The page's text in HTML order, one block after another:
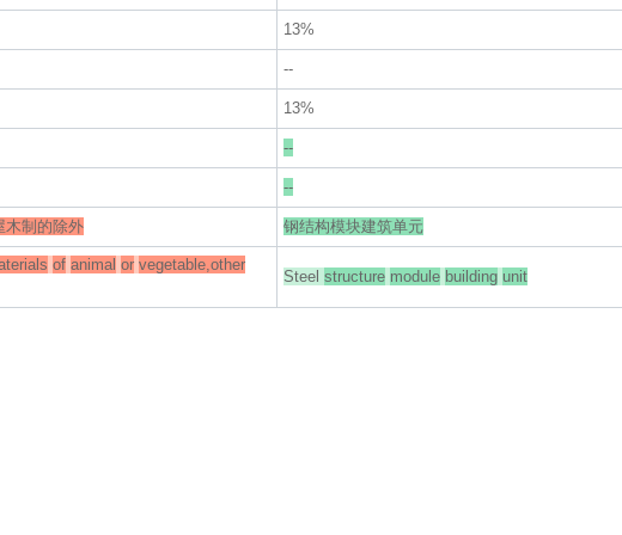
13%
--
13%
--
--
木制的除外 钢结构模块建筑单元
of animal or vegetable,other
Steel structure module building unit